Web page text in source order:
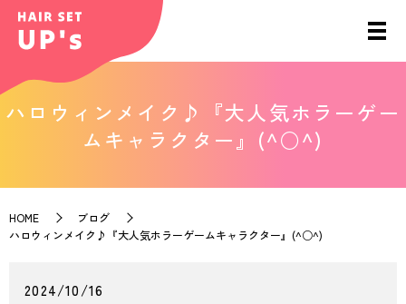
ハロウィンメイク♪『大人気ホラーゲー
ムキャラクター』(^○^)
HOME
ブログ
ハロウィンメイク♪『大人気ホラーゲームキャラクター』(^○^)
2024/10/16